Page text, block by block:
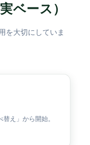
ベース）
を大切にしていま
え」から開始。